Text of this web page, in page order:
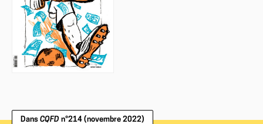
Dans CQFD n°214 (novembre 2022)